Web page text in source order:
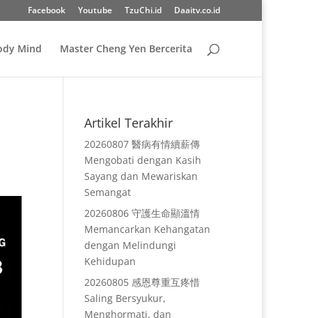
Facebook Youtube TzuChi.id Daaitv.co.id
Mind Master Cheng Yen Bercerita
Artikel Terakhir
20260807 醫病有情續薪傳
Mengobati dengan Kasih
Sayang dan Mewariskan
Semangat
20260806 守護生命顯溫情
Memancarkan Kehangatan
dengan Melindungi
Kehidupan
20260805 感恩尊重互疼惜
Saling Bersyukur,
Menghormati, dan